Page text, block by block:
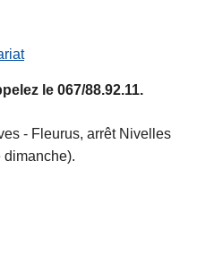
le 067/88.92.11.
- Fleurus, arrêt Nivelles
dimanche).